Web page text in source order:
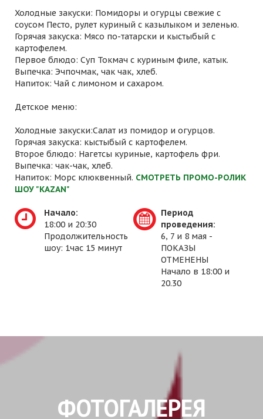
Холодные закуски: Помидоры и огурцы свежие с
соусом Песто, рулет куриный с казылыком и зеленью.
Горячая закуска: Мясо по-татарски и кыстыбый с
картофелем.
Первое блюдо: Суп Токмач с куриным филе, катык.
Выпечка: Эчпочмак, чак чак, хлеб.
Напиток: Чай с лимоном и сахаром.
Детское меню:
Холодные закуски:Салат из помидор и огурцов.
Горячая закуска: кыстыбый с картофелем.
Второе блюдо: Нагетсы куриные, картофель фри.
Выпечка: чак-чак, хлеб.
Напиток: Морс клюквенный. СМОТРЕТЬ ПРОМО-РОЛИК
ШОУ "KAZAN"
Начало:
18:00 и 20:30
Продолжительность
шоу: 1час 15 минут
Период
проведения:
6, 7 и 8 мая -
ПОКАЗЫ
ОТМЕНЕНЫ
Начало в 18:00 и
20.30
ФОТОГАЛЕРЕЯ